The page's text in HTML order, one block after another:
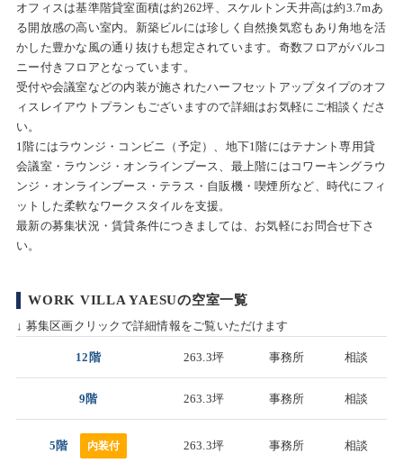
オフィスは基準階貸室面積は約262坪、スケルトン天井高は約3.7mあ
る開放感の高い室内。新築ビルには珍しく自然換気窓もあり角地を活
かした豊かな風の通り抜けも想定されています。奇数フロアがバルコ
ニー付きフロアとなっています。
受付や会議室などの内装が施されたハーフセットアップタイプのオフ
ィスレイアウトプランもございますので詳細はお気軽にご相談くださ
い。
1階にはラウンジ・コンビニ（予定）、地下1階にはテナント専用貸
会議室・ラウンジ・オンラインブース、最上階にはコワーキングラウ
ンジ・オンラインブース・テラス・自販機・喫煙所など、時代にフィ
ットした柔軟なワークスタイルを支援。
最新の募集状況・賃貸条件につきましては、お気軽にお問合せ下さ
い。
WORK VILLA YAESUの空室一覧
↓ 募集区画クリックで詳細情報をご覧いただけます
12階 263.3坪 事務所 相談
9階 263.3坪 事務所 相談
5階 内装付 263.3坪 事務所 相談